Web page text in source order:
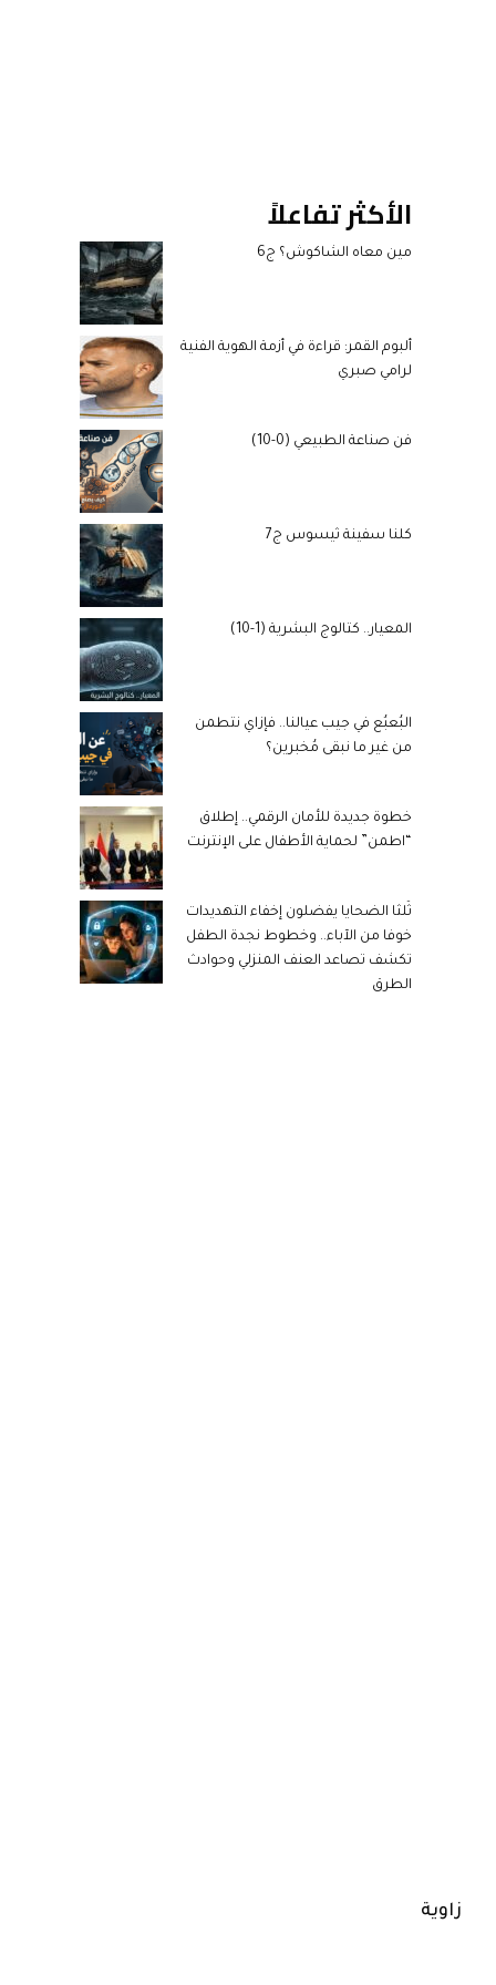
الأكثر تفاعلاً
مين معاه الشاكوش؟ ج6
ألبوم القمر: قراءة في أزمة الهوية الفنية
لرامي صبري
فن صناعة الطبيعي (0-10)
كلنا سفينة ثيسوس ج7
المعيار.. كتالوج البشرية (1-10)
البُعبُع في جيب عيالنا.. فإزاي نتطمن
من غير ما نبقى مُخبرين؟
خطوة جديدة للأمان الرقمي.. إطلاق
“اطمن” لحماية الأطفال على الإنترنت
ثُلثا الضحايا يفضلون إخفاء التهديدات
خوفا من الآباء.. وخطوط نجدة الطفل
تكشف تصاعد العنف المنزلي وحوادث
الطرق
زاوية